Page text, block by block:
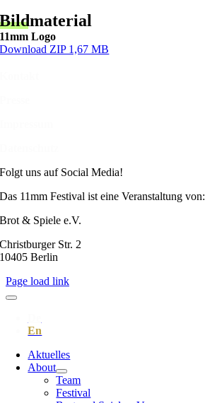
Bildmaterial
11mm Logo
Download ZIP 1,67 MB
Folgt uns auf Social Media!
Das 11mm Festival ist eine Veranstaltung von:
Brot & Spiele e.V.
Christburger Str. 2
10405 Berlin
Page load link
Aktuelles
About
Team
Festival